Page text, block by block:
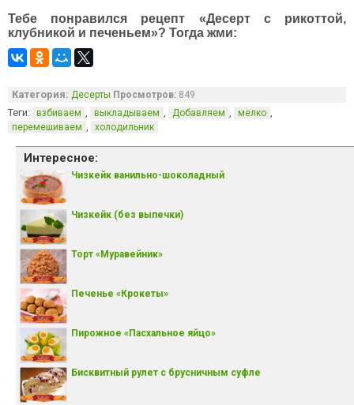
Тебе понравился рецепт «Десерт с рикоттой,
клубникой и печеньем»? Тогда жми:
Категория: Десерты Просмотров: 849
Теги: взбиваем , выкладываем , Добавляем , мелко ,
перемешиваем , холодильник
Интересное:
Чизкейк ванильно-шоколадный
Чизкейк (без выпечки)
Торт «Муравейник»
Печенье «Крокеты»
Пирожное «Пасхальное яйцо»
Бисквитный рулет с брусничным суфле